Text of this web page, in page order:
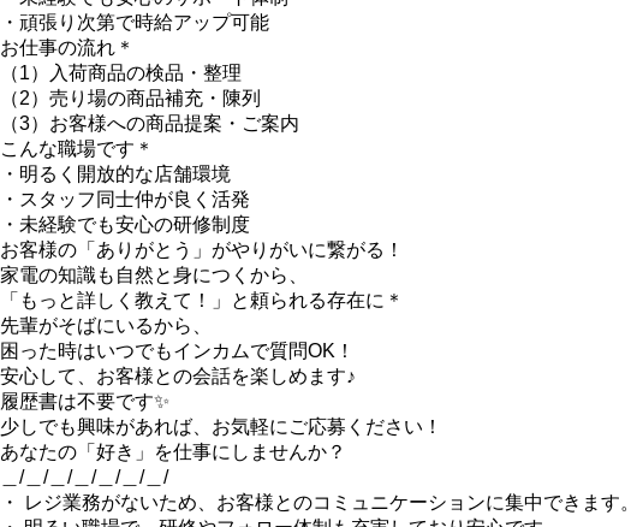
・頑張り次第で時給アップ可能
お仕事の流れ＊
（1）入荷商品の検品・整理
（2）売り場の商品補充・陳列
（3）お客様への商品提案・ご案内
こんな職場です＊
・明るく開放的な店舗環境
・スタッフ同士仲が良く活発
・未経験でも安心の研修制度
お客様の「ありがとう」がやりがいに繋がる！
家電の知識も自然と身につくから、
「もっと詳しく教えて！」と頼られる存在に＊
先輩がそばにいるから、
困った時はいつでもインカムで質問OK！
安心して、お客様との会話を楽しめます♪
履歴書は不要です✨
少しでも興味があれば、お気軽にご応募ください！
あなたの「好き」を仕事にしませんか？
＿/＿/＿/＿/＿/＿/＿/
・ レジ業務がないため、お客様とのコミュニケーションに集中できます。